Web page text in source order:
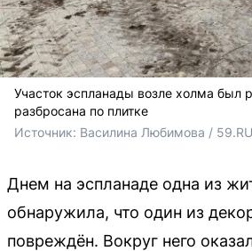
Участок эспланады возле холма был
разбросана по плитке
Источник: Василина Любимова / 59.RU
Днем на эспланаде одна из
обнаружила, что один из
повреждён. Вокруг него